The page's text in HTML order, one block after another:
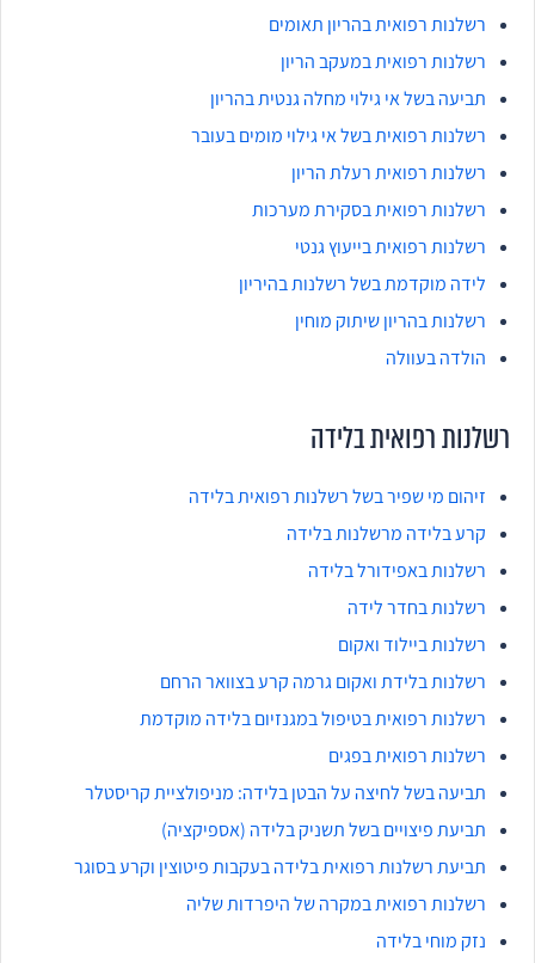
רשלנות רפואית בהריון תאומים
רשלנות רפואית במעקב הריון
תביעה בשל אי גילוי מחלה גנטית בהריון
רשלנות רפואית בשל אי גילוי מומים בעובר
רשלנות רפואית רעלת הריון
רשלנות רפואית בסקירת מערכות
רשלנות רפואית בייעוץ גנטי
לידה מוקדמת בשל רשלנות בהיריון
רשלנות בהריון שיתוק מוחין
הולדה בעוולה
רשלנות רפואית בלידה
זיהום מי שפיר בשל רשלנות רפואית בלידה
קרע בלידה מרשלנות בלידה
רשלנות באפידורל בלידה
רשלנות בחדר לידה
רשלנות ביילוד ואקום
רשלנות בלידת ואקום גרמה קרע בצוואר הרחם
רשלנות רפואית בטיפול במגנזיום בלידה מוקדמת
רשלנות רפואית בפגים
תביעה בשל לחיצה על הבטן בלידה: מניפולציית קריסטלר
תביעת פיצויים בשל תשניק בלידה (אספיקציה)
תביעת רשלנות רפואית בלידה בעקבות פיטוצין וקרע בסוגר
רשלנות רפואית במקרה של היפרדות שליה
נזק מוחי בלידה